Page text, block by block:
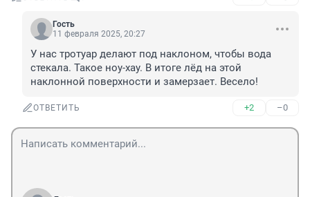
Гость
11 февраля 2025, 20:27
У нас тротуар делают под наклоном, чтобы вода
стекала. Такое ноу-хау. В итоге лёд на этой
наклонной поверхности и замерзает. Весело!
ОТВЕТИТЬ +2 –0